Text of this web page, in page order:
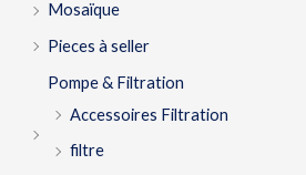
Mosaïque
Pieces à seller
Pompe & Filtration
Accessoires Filtration
filtre